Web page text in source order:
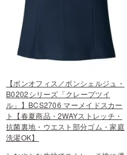
【ボンオフィス／ボンシェルジュ・
B0202シリーズ「クレープツイ
ル」】BCS2706 マーメイドスカー
ト【春夏商品・2WAYストレッチ・
抗菌裏地・ウエスト部分ゴム・家庭
洗濯OK】